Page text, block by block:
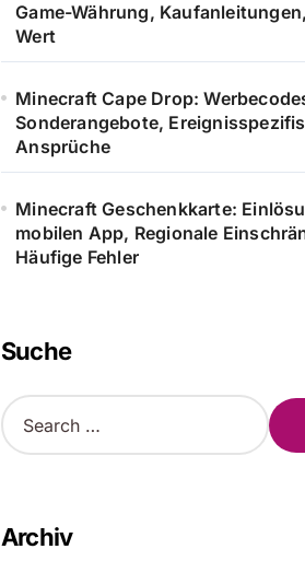
Game-Währung,
Wert
Minecraft Cape Drop:
Sonderangebote,
Ansprüche
Minecraft Geschenkkarte:
mobilen App, Regionale
Häufige Fehler
Suche
S
e
h
fArchiv